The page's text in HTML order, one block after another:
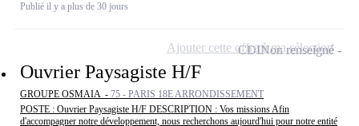
Publié il y a plus de 30 jours
Ouvrier Paysagiste H/F
GROUPE OSMAIA - 75 - PARIS 18E ARRONDISSEMENT
POSTE : Ouvrier Paysagiste H/F DESCRIPTION : Vos missions Afin
d'accompagner notre développement, nous recherchons aujourd'hui pour notre entité
CDINon renseigné
Ajouter cette offre à ma sélection